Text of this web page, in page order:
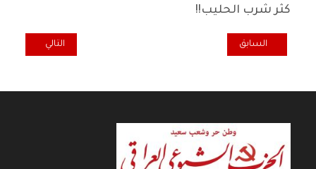
كثر شرب الحليب!!
المقال السابق: شهداء ثورة أكتوبر الشعبية العراقية العظمى
السابق المقال التالي:
التالي